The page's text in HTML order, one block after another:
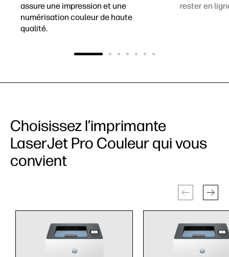
assure une impression et une
numérisation couleur de haute
qualité.
rester en
Choisissez l’imprimante
LaserJet Pro Couleur qui vous
convient